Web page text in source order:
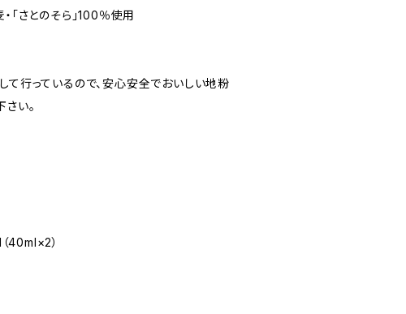
「さとのそら」100％使用
て行っているので、安心安全でおいしい地粉
い。
40ml×2）